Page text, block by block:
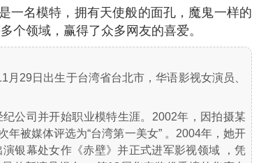
一名模特，拥有天使般的面孔，魔鬼一样的
个领域，赢得了众多网友的喜爱。
29日出生于台湾省台北市，华语影视女演员、
公司并开始职业模特生涯。2002年，因拍摄某
年被媒体评选为“台湾第一美女” 。2004年，她开
银幕处女作《赤壁》并正式进军影视领域 ，凭